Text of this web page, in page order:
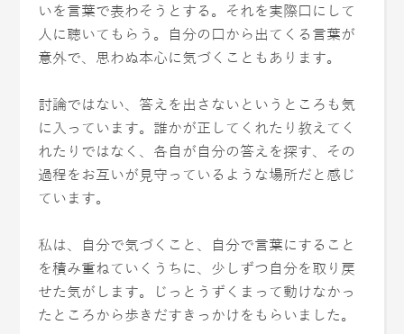
いを言葉で表わそうとする。それを実際口にして
人に聴いてもらう。自分の口から出てくる言葉が
意外で、思わぬ本心に気づくこともあります。
討論ではない、答えを出さないというところも気
に入っています。誰かが正してくれたり教えてく
れたりではなく、各自が自分の答えを探す、その
過程をお互いが見守っているような場所だと感じ
ています。
私は、自分で気づくこと、自分で言葉にすること
を積み重ねていくうちに、少しずつ自分を取り戻
せた気がします。じっとうずくまって動けなかっ
たところから歩きだすきっかけをもらいました。